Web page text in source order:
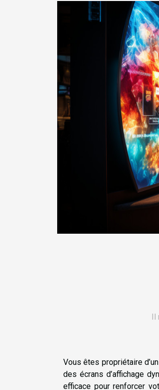
Il
Vous êtes propriétaire
des écrans d’affichage
efficace pour renforcer